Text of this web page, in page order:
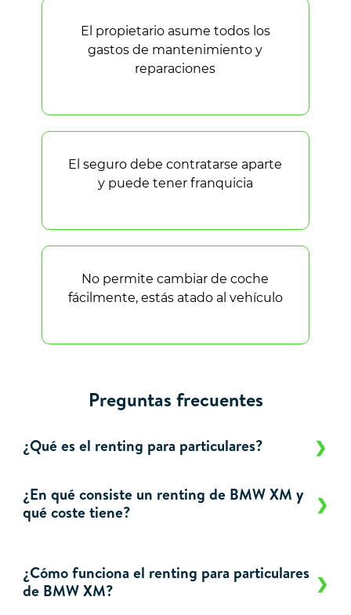
El propietario asume todos los
gastos de mantenimiento y
reparaciones
El seguro debe contratarse aparte
y puede tener franquicia
No permite cambiar de coche
fácilmente, estás atado al vehículo
Preguntas frecuentes
¿Qué es el renting para particulares?
¿En qué consiste un renting de BMW XM y
qué coste tiene?
¿Cómo funciona el renting para particulares
de BMW XM?